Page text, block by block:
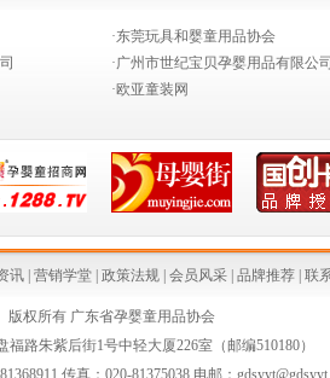
2014-
·东莞玩具和婴童用品协会
·广州市世纪宝贝孕婴用品有限公司
·欧亚童装网
讯 营销学堂 政策法规 会员风采 品牌推荐 联
版权所有 广东省孕婴童用品协会
福路朱紫后街1号中轻大厦226室（邮编510180）
传真：020-81375038 电邮：